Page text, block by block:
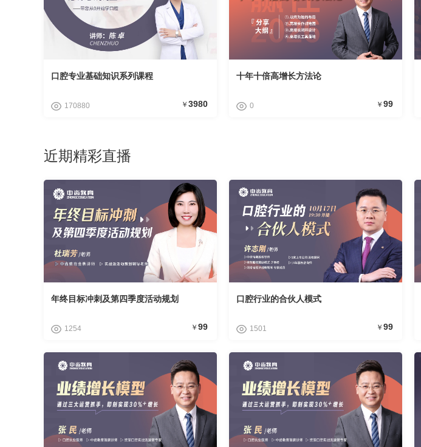
体验课
接诊书籍
口腔专业基础知识系列课程
170880 ￥ 3980
十年十倍高增长方法论
0 ￥ 99
近期精彩直播
年终目标冲刺及第四季度活动规划
1254 ￥ 99
口腔行业的合伙人模式
1501 ￥ 99